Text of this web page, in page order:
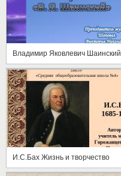
Владимир Яковлевич Шаинский
И.С.Бах Жизнь и творчество